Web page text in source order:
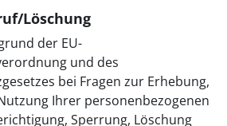
Löschung
der EU-
und des
bei Fragen zur Erhebung,
Ihrer personenbezogenen
Sperrung, Löschung